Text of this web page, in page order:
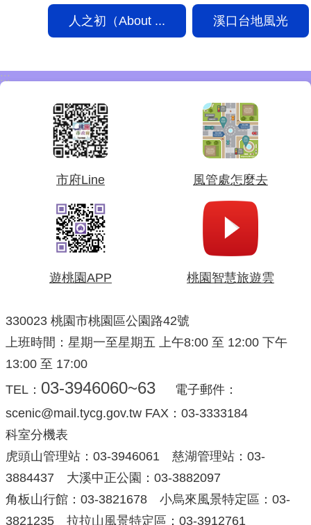
人之初（About ... 溪口台地風光
:::
市府Line 風管處怎麼去
遊桃園APP 桃園智慧旅遊雲
330023 桃園市桃園區公園路42號
上班時間：星期一至星期五 上午8:00 至 12:00 下午
13:00 至 17:00
TEL： 03-3946060~63
電子郵件：
scenic@mail.tycg.gov.tw FAX：03-3333184
科室分機表
虎頭山管理站：03-3946061 慈湖管理站：03-
3884437 大溪中正公園：03-3882097
角板山行館：03-3821678 小烏來風景特定區：03-
3821235 拉拉山風景特定區：03-3912761